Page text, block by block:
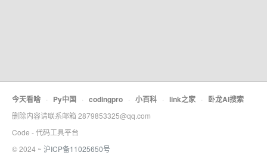
A
r
k
C
l
a
w
专
今天看啥 · Py中国 · codingpro · 小百科 · link之家 · 卧龙AI搜索
删除内容请联系邮箱 2879853325@qq.com
Code - 代码工具平台
© 2024 ~ 沪ICP备11025650号